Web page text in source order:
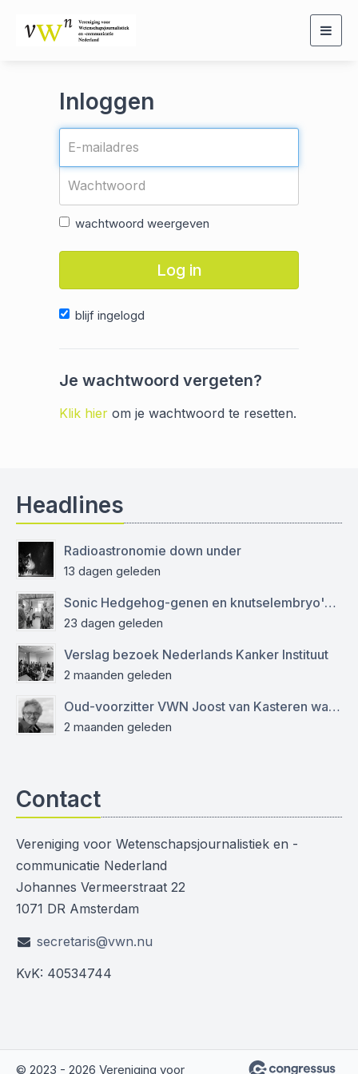
Inloggen
wachtwoord weergeven
Log in
blijf ingelogd
Je wachtwoord vergeten?
Klik hier om je wachtwoord te resetten.
Headlines
Radioastronomie down under
13 dagen geleden
Sonic Hedgehog-genen en knutselembryo's: verslag bezoek aan Sanquin
23 dagen geleden
Verslag bezoek Nederlands Kanker Instituut
2 maanden geleden
Oud-voorzitter VWN Joost van Kasteren was een empathische mentor en kritisch journalist
2 maanden geleden
Contact
Vereniging voor Wetenschapsjournalistiek en -
communicatie Nederland
Johannes Vermeerstraat 22
1071 DR Amsterdam
secretaris@vwn.nu
KvK: 40534744
© 2023 - 2026 Vereniging voor